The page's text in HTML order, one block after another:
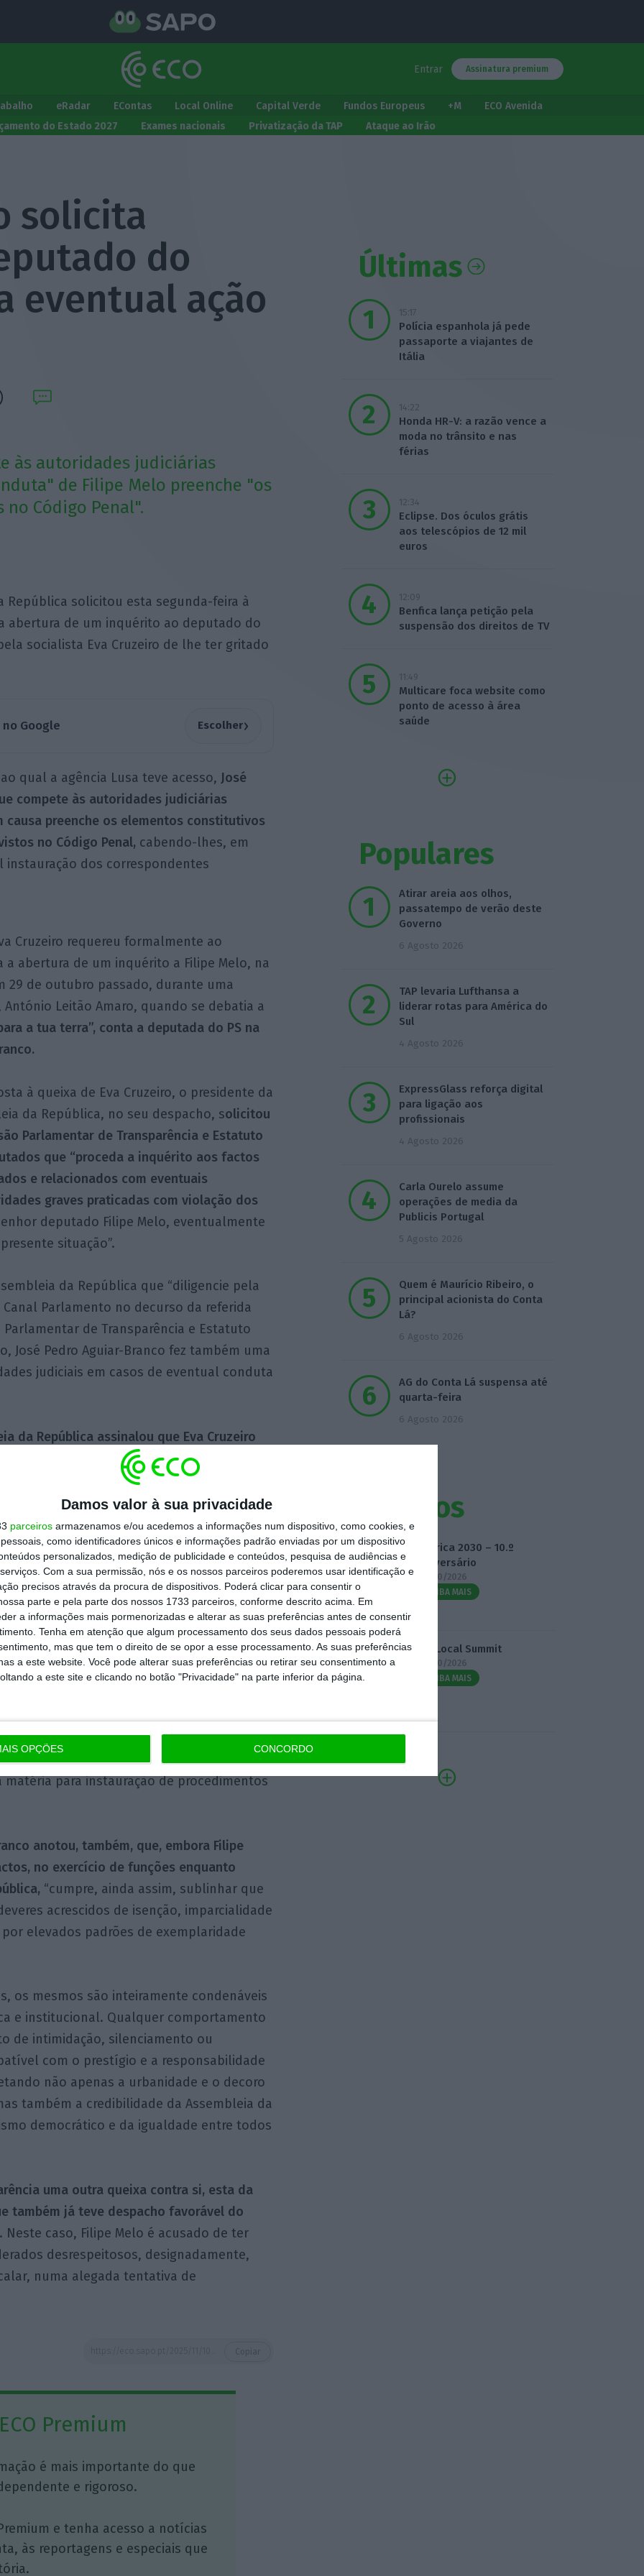
Damos valor à sua privacidade
parceiros armazenamos e/ou acedemos a informações num dispositivo, como cookies, e
como identificadores únicos e informações padrão enviadas por um dispositivo
personalizados, medição de publicidade e conteúdos, pesquisa de audiências e
Com a sua permissão, nós e os nossos parceiros poderemos usar identificação e
precisos através da procura de dispositivos. Poderá clicar para consentir o
parte e pela parte dos nossos 1733 parceiros, conforme descrito acima. Em
a informações mais pormenorizadas e alterar as suas preferências antes de consentir
Tenha em atenção que algum processamento dos seus dados pessoais poderá
mas que tem o direito de se opor a esse processamento. As suas preferências
a este website. Você pode alterar suas preferências ou retirar seu consentimento a
a este site e clicando no botão "Privacidade" na parte inferior da página.
OPÇÕES CONCORDO
Entrar Assinatura premium
eRadar EContas Local Online Capital Verde Fundos Europeus +M
ECO Avenida
do Estado 2027 Exames nacionais Privatização da TAP Ataque ao Irão
solicita
do
eventual ação
às autoridades judiciárias
de Filipe Melo preenche "os
Código Penal".
República solicitou esta segunda-feira à
abertura de um inquérito ao deputado do
socialista Eva Cruzeiro de lhe ter gritado
Google Escolher›
qual a agência Lusa teve acesso, José
compete às autoridades judiciárias
causa preenche os elementos constitutivos
no Código Penal, cabendo-lhes, em
dos correspondentes
Cruzeiro requereu formalmente ao
a abertura de um inquérito a Filipe Melo, na
29 de outubro passado, durante uma
Leitão Amaro, quando se debatia a
a tua terra”, conta a deputada do PS na
à queixa de Eva Cruzeiro, o presidente da
da República, no seu despacho, solicitou
Parlamentar de Transparência e Estatuto
que “proceda a inquérito aos factos
e relacionados com eventuais
graves praticadas com violação dos
deputado Filipe Melo, eventualmente
situação”.
da República que “diligencie pela
Parlamento no decurso da referida
de Transparência e Estatuto
José Pedro Aguiar-Branco fez também uma
judiciais em casos de eventual conduta
da República assinalou que Eva Cruzeiro
poderá configurar responsabilidade
ao ódio ou à violência com base em raça,
até oito anos de prisão.
que “a apreciação e qualificação jurídico-
do presidente da Assembleia da
algum, substituir-se aos tribunais ou às
de eventual responsabilidade criminal”.
judiciárias competentes apreciar
os elementos constitutivos de algum
Penal,
dos correspondentes
caso, o Ministério Público tanto poderá
da Comissão Parlamentar de
para instauração de procedimentos
anotou, também, que, embora Filipe
no exercício de funções enquanto
“cumpre, ainda assim, sublinhar que
acrescidos de isenção, imparcialidade
elevados padrões de exemplaridade
os mesmos são inteiramente condenáveis
e institucional. Qualquer comportamento
de intimidação, silenciamento ou
com o prestígio e a responsabilidade
não apenas a urbanidade e o decoro
também a credibilidade da Assembleia da
democrático e da igualdade entre todos
uma outra queixa contra si, esta da
também já teve despacho favorável do
Neste caso, Filipe Melo é acusado de ter
desrespeitosos, designadamente,
numa alegada tentativa de
Premium
é mais importante do que
e rigoroso.
e tenha acesso a notícias
às reportagens e especiais que
Últimas
15:17
Polícia espanhola já pede
passaporte a viajantes de
Itália
14:22
Honda HR-V: a razão vence a
moda no trânsito e nas
férias
12:34
Eclipse. Dos óculos grátis
aos telescópios de 12 mil
euros
12:09
Benfica lança petição pela
suspensão dos direitos de TV
11:49
Multicare foca website como
ponto de acesso à área
saúde
Populares
Atirar areia aos olhos,
passatempo de verão deste
Governo
6 Agosto 2026
TAP levaria Lufthansa a
liderar rotas para América do
Sul
4 Agosto 2026
ExpressGlass reforça digital
para ligação aos
profissionais
4 Agosto 2026
Carla Ourelo assume
operações de media da
Publicis Portugal
5 Agosto 2026
Quem é Maurício Ribeiro, o
principal acionista do Conta
Lá?
6 Agosto 2026
AG do Conta Lá suspensa até
quarta-feira
6 Agosto 2026
Eventos
Fábrica 2030 – 10.º
Aniversário
14/10/2026
SAIBA MAIS
3.º Local Summit
07/10/2026
SAIBA MAIS